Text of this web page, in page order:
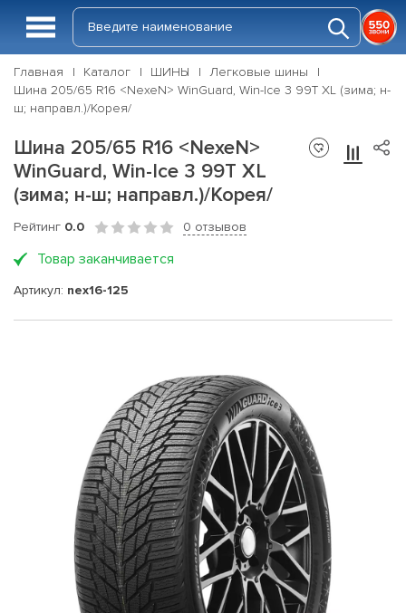
Главная Каталог ШИНЫ
Легковые шины
Шина 205/65 R16 <NexeN> WinGuard, Win-Ice 3 99T XL (зима; н-
ш; направл.)/Корея/
Шина 205/65 R16 <NexeN>
WinGuard, Win-Ice 3 99T XL
(зима; н-ш; направл.)/Корея/
Рейтинг 0.0 0 отзывов
Товар заканчивается
Артикул: nex16-125